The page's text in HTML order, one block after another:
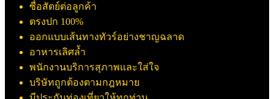
ซื่อสัตย์ต่อลูกค้า
ตรงปก 100%
ออกแบบเส้นทางทัวร์อย่างชาญฉลาด
อาหารเลิศล้ำ
พนักงานบริการสุภาพและใส่ใจ
บริษัทถูกต้องตามกฎหมาย